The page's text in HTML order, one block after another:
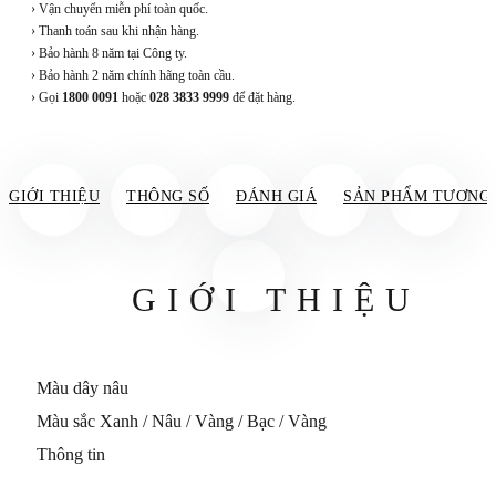
› Vận chuyển miễn phí toàn quốc.
› Thanh toán sau khi nhận hàng.
› Bảo hành 8 năm tại Công ty.
› Bảo hành 2 năm chính hãng toàn cầu.
› Gọi 1800 0091 hoặc 028 3833 9999 để đặt hàng.
GIỚI THIỆU THÔNG SỐ ĐÁNH GIÁ SẢN PHẨM TƯƠNG
GIỚI THIỆU
Màu dây nâu
Màu sắc Xanh / Nâu / Vàng / Bạc / Vàng
Thông tin